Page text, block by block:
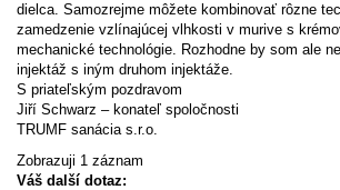
dielca. Samozrejme môžete kombinovať rôzne
zamedzenie vzlínajúcej vlhkosti v murive s
mechanické technológie. Rozhodne by som ale
injektáž s iným druhom injektáže.
S priateľským pozdravom
Jiří Schwarz – konateľ spoločnosti
TRUMF sanácia s.r.o.
Zobrazuji 1 záznam
Váš další dotaz: